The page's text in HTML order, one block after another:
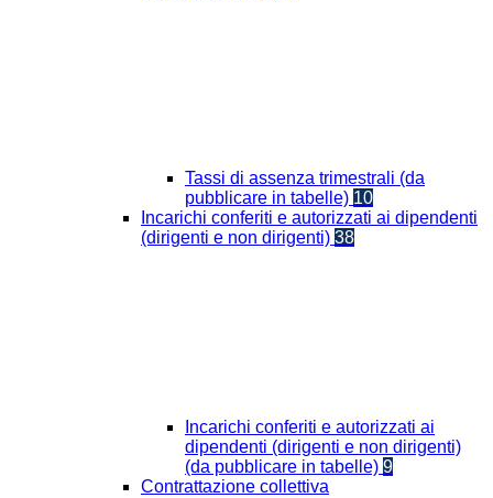
Tassi di assenza trimestrali (da
pubblicare in tabelle) 10
Incarichi conferiti e autorizzati ai dipendenti
(dirigenti e non dirigenti) 38
Incarichi conferiti e autorizzati ai
dipendenti (dirigenti e non dirigenti)
(da pubblicare in tabelle) 9
Contrattazione collettiva